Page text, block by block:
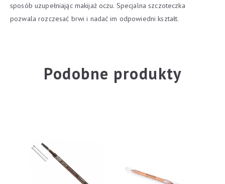
sposób uzupełniając makijaż oczu. Specjalna szczoteczka
pozwala rozczesać brwi i nadać im odpowiedni kształt.
Podobne produkty